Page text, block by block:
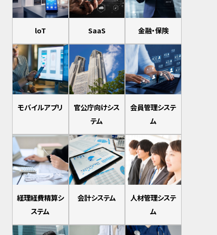
loT SaaS 金融・保険
モバイルアプリ
官公庁向けシス
テム
会員管理システ
ム
経理経費精算シ
ステム
会計システム
人材管理システ
ム